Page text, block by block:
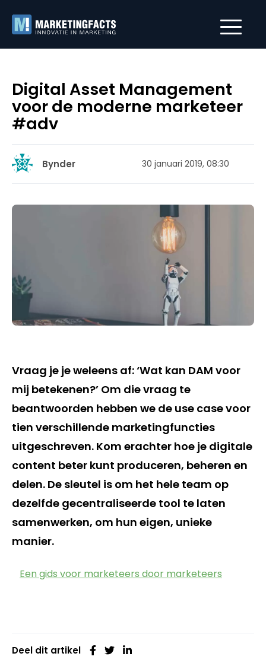
Digital Asset Management
voor de moderne marketeer
#adv
Bynder 30 januari 2019, 08:30
Vraag je je weleens af: ‘Wat kan DAM voor
mij betekenen?’ Om die vraag te
beantwoorden hebben we de use case voor
tien verschillende marketingfuncties
uitgeschreven. Kom erachter hoe je digitale
content beter kunt produceren, beheren en
delen. De sleutel is om het hele team op
dezelfde gecentraliseerde tool te laten
samenwerken, om hun eigen, unieke
manier.
Een gids voor marketeers door marketeers
Deel dit artikel